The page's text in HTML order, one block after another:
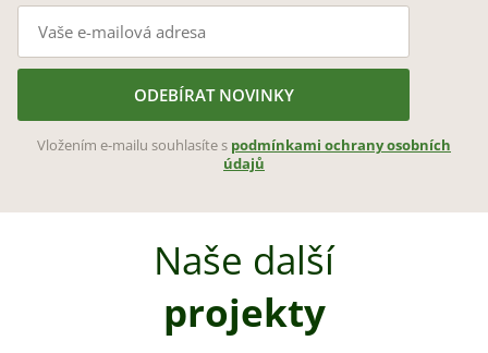
ODEBÍRAT NOVINKY
Vložením e-mailu souhlasíte s podmínkami ochrany osobních
údajů
Naše další
projekty